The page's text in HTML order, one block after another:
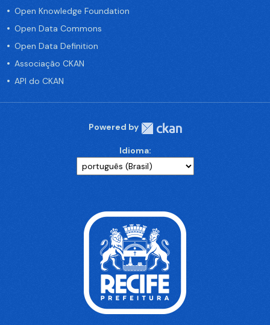
Open Knowledge Foundation
Open Data Commons
Open Data Definition
Associação CKAN
API do CKAN
Powered by
Idioma